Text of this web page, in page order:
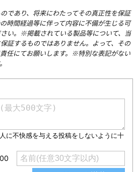
であり、将来にわたってその真正性を保証
時間経過等に伴って内容に不備が生じる可
い。※掲載されている製品等について、当
証するものではありません。よって、その
任にてお願いします。※特別な表記がない